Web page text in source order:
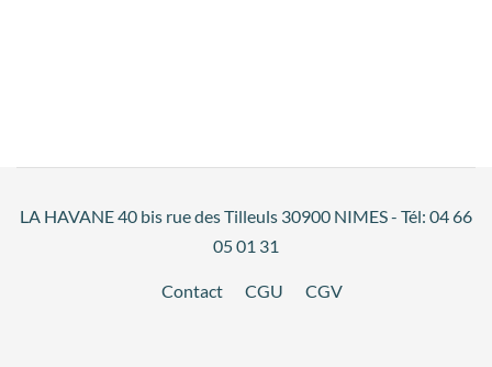
LA HAVANE 40 bis rue des Tilleuls 30900 NIMES - Tél: 04 66
05 01 31
Contact CGU CGV